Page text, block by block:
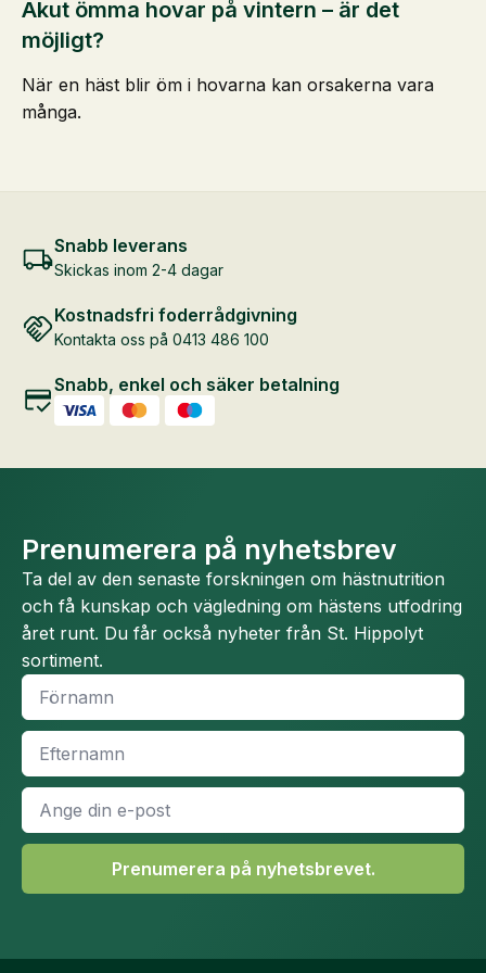
Akut ömma hovar på vintern – är det
möjligt?
När en häst blir öm i hovarna kan orsakerna vara
många.
Snabb leverans
Skickas inom 2-4 dagar
Kostnadsfri foderrådgivning
Kontakta oss på 0413 486 100
Snabb, enkel och säker betalning
Prenumerera på nyhetsbrev
Ta del av den senaste forskningen om hästnutrition
och få kunskap och vägledning om hästens utfodring
året runt. Du får också nyheter från St. Hippolyt
sortiment.
Namn
Efternamn
E-
post
*
Prenumerera på nyhetsbrevet.